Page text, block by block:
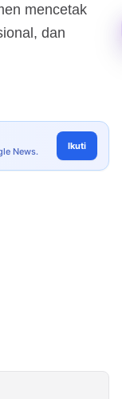
mencetak
dan
News. Ikuti